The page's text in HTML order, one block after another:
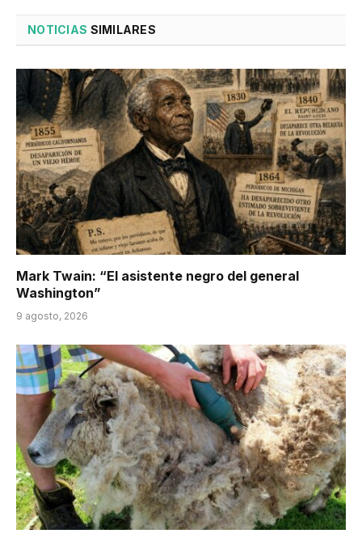
NOTICIAS SIMILARES
Mark Twain: “El asistente negro del general
Washington”
9 agosto, 2026